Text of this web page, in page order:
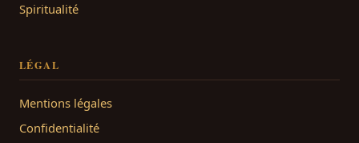
Spiritualité
LÉGAL
Mentions légales
Confidentialité